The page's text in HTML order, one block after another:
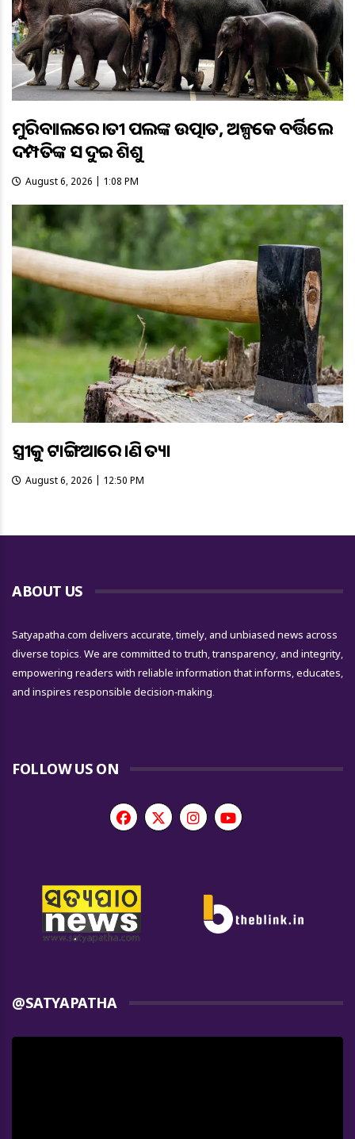
ମୁରିବାହାଲରେ ହାତୀ ପଲଙ୍କ ଉତ୍ପାତ, ଅଳ୍ପକେ ବର୍ତ୍ତିଲେ
ଦମ୍ପତିଙ୍କ ସହ ଦୁଇ ଶିଶୁ
August 6, 2026 | 1:08 PM
ସ୍ତ୍ରୀକୁ ଟାଙ୍ଗିଆରେ ହାଣି ହତ୍ୟା
August 6, 2026 | 12:50 PM
ABOUT US
Satyapatha.com delivers accurate, timely, and unbiased news across
diverse topics. We are committed to truth, transparency, and integrity,
empowering readers with reliable information that informs, educates,
and inspires responsible decision-making.
FOLLOW US ON
@SATYAPATHA